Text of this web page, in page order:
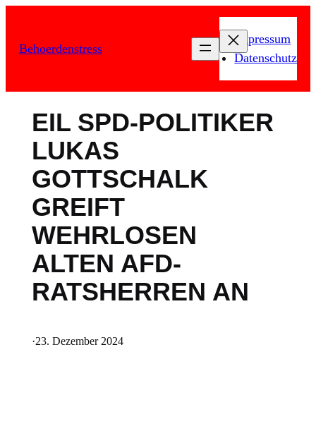
springen
Behoerdenstress
Impressum
Datenschutz
EIL SPD-POLITIKER
LUKAS
GOTTSCHALK
GREIFT
WEHRLOSEN
ALTEN AFD-
RATSHERREN AN
·23. Dezember 2024